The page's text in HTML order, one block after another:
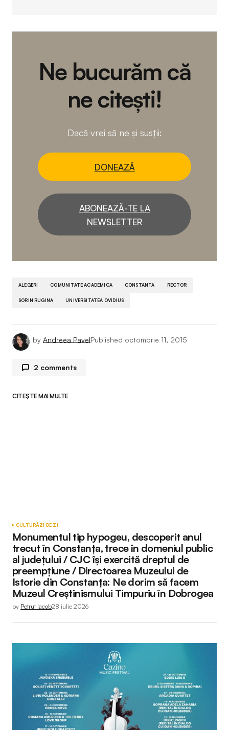
Ne bucurăm că
ne citești!
Dacă vrei să ne și susții:
DONEAZĂ
ABONEAZĂ-TE LA
NEWSLETTER
ALEGERI COMUNITATE ACADEMICA CONSTANTA RECTOR
SORIN RUGINA UNIVERSITATEA OVIDIUS
by Andreea PavelPublished octombrie 11, 2015
2 comments
mai CAAANDIIDEZE ca atata i trebe. O sa se
gaseasca cine sa i prezinte adevarata fata ca sa
nu mai ajunga nicaieri ca e mai rau ca toti gunoierii
de Cta la un loc.
CITEȘTE MAI MULTE
CULTURĂZI DE ZI
Monumentul tip hypogeu, descoperit anul
trecut în Constanța, trece în domeniul public
al județului / CJC își exercită dreptul de
preempțiune / Directoarea Muzeului de
Istorie din Constanța: Ne dorim să facem
Muzeul Creștinismului Timpuriu în Dobrogea
by Petruț Iacob28 iulie 2026